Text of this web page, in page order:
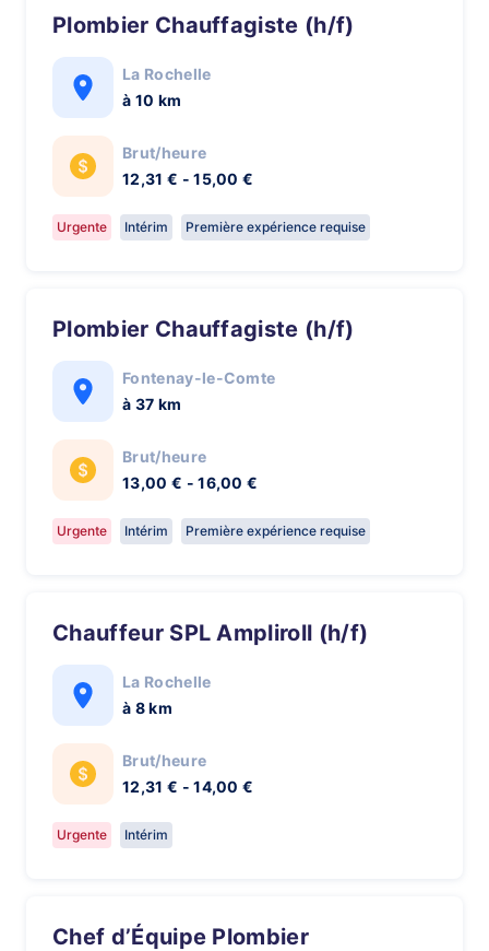
Plombier Chauffagiste (h/f)
La Rochelle
à 10 km
Brut/heure
12,31 € - 15,00 €
Urgente Intérim Première expérience requise
Plombier Chauffagiste (h/f)
Fontenay-le-Comte
à 37 km
Brut/heure
13,00 € - 16,00 €
Urgente Intérim Première expérience requise
Chauffeur SPL Ampliroll (h/f)
La Rochelle
à 8 km
Brut/heure
12,31 € - 14,00 €
Urgente Intérim
Chef d’Équipe Plombier